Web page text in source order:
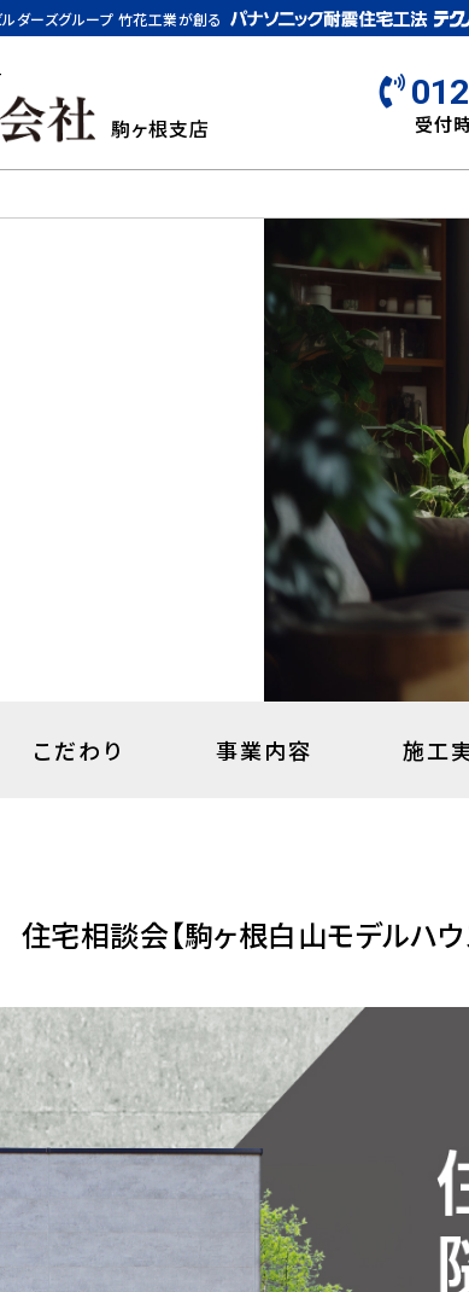
ルダーズグループ 竹花工業が創る
駒ヶ根支店 受付
こだわり 事業内容 施工
住宅相談会【駒ヶ根白山モデルハウ